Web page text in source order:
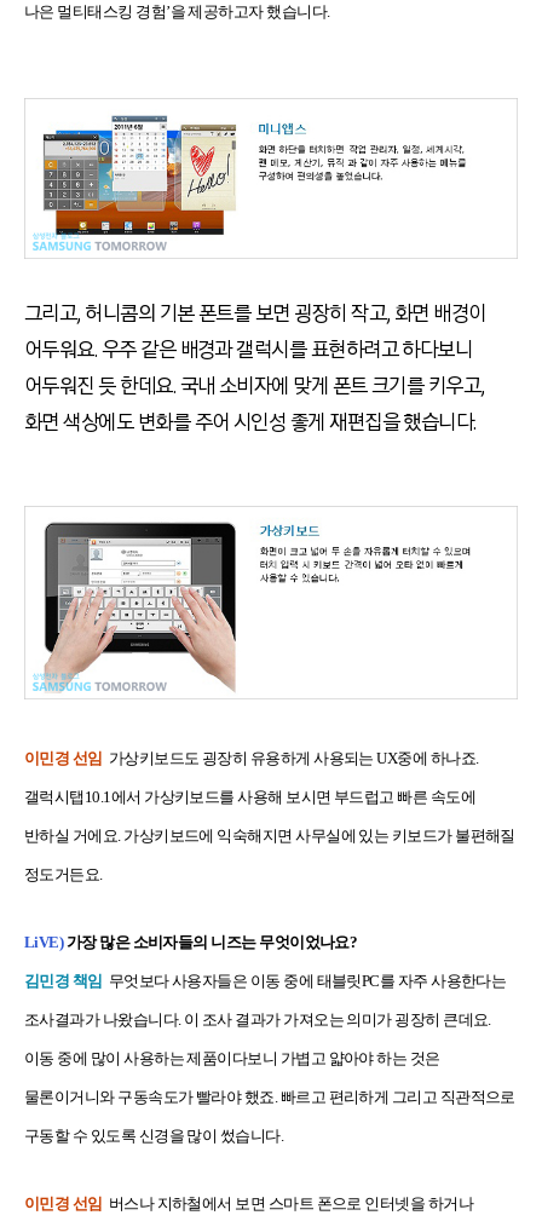
나은 멀티태스킹 경험’을 제공하고자 했습니다.
그리고, 허니콤의 기본 폰트를 보면 굉장히 작고, 화면 배경이
어두워요. 우주 같은 배경과 갤럭시를 표현하려고 하다보니
어두워진 듯 한데요. 국내 소비자에 맞게 폰트 크기를 키우고,
화면 색상에도 변화를 주어 시인성 좋게 재편집을 했습니다.
이민경 선임 가상키보드도 굉장히 유용하게 사용되는 UX중에 하나죠.
갤럭시탭10.1에서 가상키보드를 사용해 보시면 부드럽고 빠른 속도에
반하실 거에요. 가상키보드에 익숙해지면 사무실에 있는 키보드가 불편해질
정도거든요.
LiVE)가장 많은 소비자들의 니즈는 무엇이었나요?
김민경 책임 무엇보다 사용자들은 이동 중에 태블릿PC를 자주 사용한다는
조사결과가 나왔습니다. 이 조사 결과가 가져오는 의미가 굉장히 큰데요.
이동 중에 많이 사용하는 제품이다보니 가볍고 얇아야 하는 것은
물론이거니와 구동속도가 빨라야 했죠. 빠르고 편리하게 그리고 직관적으로
구동할 수 있도록 신경을 많이 썼습니다.
이민경 선임 버스나 지하철에서 보면 스마트 폰으로 인터넷을 하거나